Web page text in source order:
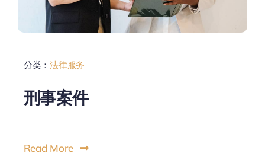
分类：法律服务
刑事案件
Read More